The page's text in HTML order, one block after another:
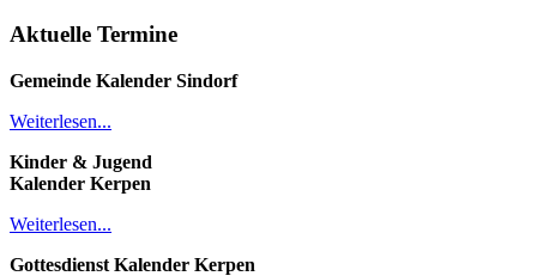
Aktuelle Termine
Gemeinde Kalender Sindorf
Weiterlesen...
Kinder & Jugend
Kalender Kerpen
Weiterlesen...
Gottesdienst Kalender Kerpen